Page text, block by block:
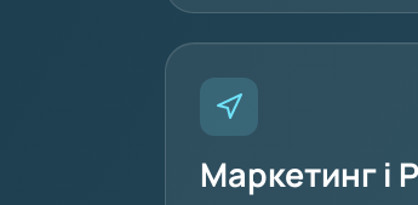
Маркетинг і